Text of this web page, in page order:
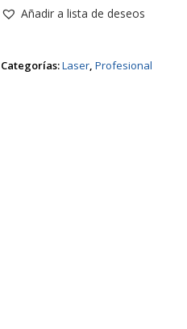
ZU820TST
cantidad
Añadir a lista de deseos
Categorías:Laser, Profesional